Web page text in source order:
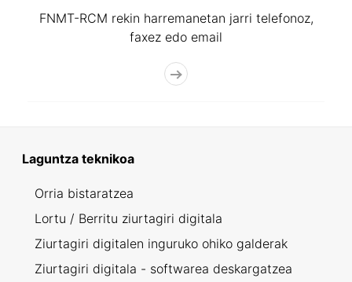
FNMT-RCM rekin harremanetan jarri telefonoz,
faxez edo email
Laguntza teknikoa
Orria bistaratzea
Lortu / Berritu ziurtagiri digitala
Ziurtagiri digitalen inguruko ohiko galderak
Ziurtagiri digitala - softwarea deskargatzea